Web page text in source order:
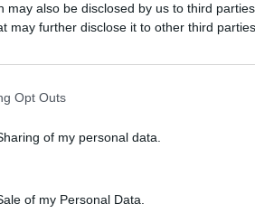
may also be disclosed by us to third
may further disclose it to other third parties.
Opt Outs
of my personal data.
of my Personal Data.